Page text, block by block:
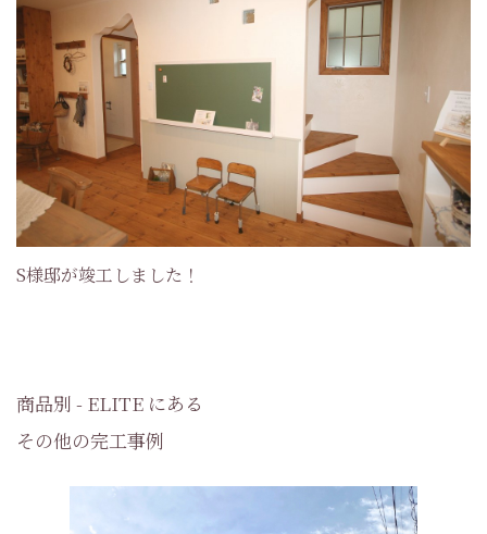
S様邸が竣工しました！
商品別 - ELITE にある
その他の完工事例